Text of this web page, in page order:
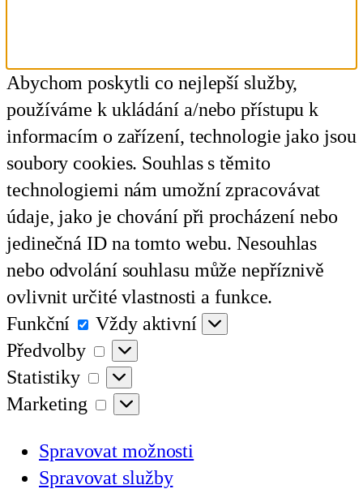
Abychom poskytli co nejlepší služby,
používáme k ukládání a/nebo přístupu k
informacím o zařízení, technologie jako jsou
soubory cookies. Souhlas s těmito
technologiemi nám umožní zpracovávat
údaje, jako je chování při procházení nebo
jedinečná ID na tomto webu. Nesouhlas
nebo odvolání souhlasu může nepříznivě
ovlivnit určité vlastnosti a funkce.
Funkční
Funkční
Vždy aktivní
Předvolby
Předvolby
Statistiky
Statistiky
Marketing
Marketing
Spravovat možnosti
Spravovat služby